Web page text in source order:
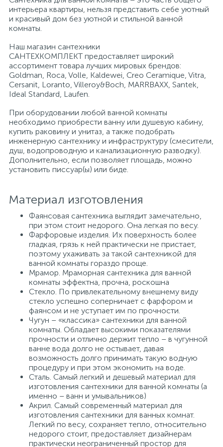
интерьера квартиры, нельзя представить себе уютный
и красивый дом без уютной и стильной ванной
комнаты.
Наш магазин сантехники
САНТЕХКОМПЛЕКТ предоставляет широкий
ассортимент товара лучших мировых брендов:
Goldman, Roca, Volle, Kaldewei, Creo Ceramique, Vitra,
Cersanit, Loranto, Villeroy&Boch, MARRBAXX, Santek,
Ideal Standard, Laufen.
При оборудовании любой ванной комнаты
необходимо приобрести ванну или душевую кабину,
купить раковину и унитаз, а также подобрать
инженерную сантехнику и инфраструктуру (смесители,
душ, водопроводную и канализационную разводку).
Дополнительно, если позволяет площадь, можно
установить писсуар(ы) или биде.
Материал изготовления
Фаянсовая сантехника выглядит замечательно,
при этом стоит недорого. Она легкая по весу.
Фарфоровые изделия. Их поверхность более
гладкая, грязь к ней практически не пристает,
поэтому ухаживать за такой сантехникой для
ванной комнаты гораздо проще.
Мрамор. Мраморная сантехника для ванной
комнаты эффектна, прочна, роскошна
Стекло. По привлекательному внешнему виду
стекло успешно соперничает с фарфором и
фаянсом и не уступает им по прочности.
Чугун – «классика» сантехники для ванной
комнаты. Обладает высокими показателями
прочности и отлично держит тепло – в чугунной
ванне вода долго не остывает, давая
возможность долго принимать такую водную
процедуру и при этом экономить на воде.
Сталь. Самый легкий и дешевый материал для
изготовления сантехники для ванной комнаты (а
именно – ванн и умывальников)
Акрил. Самый современный материал для
изготовления сантехники для ванных комнат.
Легкий по весу, сохраняет тепло, относительно
недорого стоит, предоставляет дизайнерам
практически неограниченный простор для
Полотенцесушители
Душевые трапы
Сифоны и выпуски
Аксессуары для ванной
Системы контроля протечки воды